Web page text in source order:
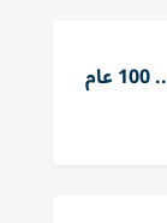
مانيا سويد.. 100 عام